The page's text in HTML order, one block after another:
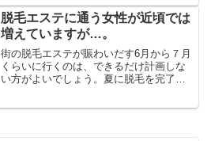
全身脱毛しか扱わない専門サロンです。
全身脱毛をしてあるか否か...
脱毛エステに通う女性が近頃では
増えていますが…。
街の脱毛エステが賑わいだす6月から７月
くらいに行くのは、できるだけ計画しな
い方がよいでしょう。夏に脱毛を完了さ